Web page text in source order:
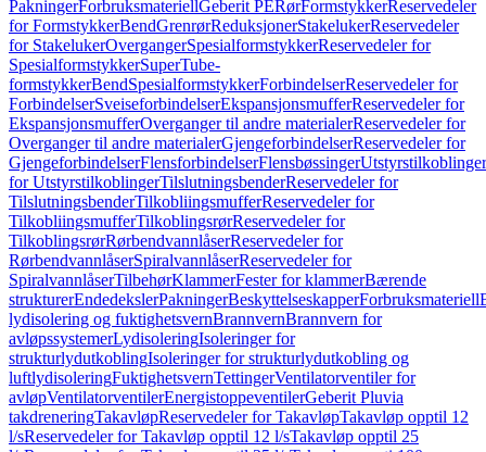
PakningerForbruksmateriellGeberit PERørFormstykkerReservedeler
for FormstykkerBendGrenrørReduksjonerStakelukerReservedeler
for StakelukerOvergangerSpesialformstykkerReservedeler for
SpesialformstykkerSuperTube-
formstykkerBendSpesialformstykkerForbindelserReservedeler for
ForbindelserSveiseforbindelserEkspansjonsmufferReservedeler for
EkspansjonsmufferOverganger til andre materialerReservedeler for
Overganger til andre materialerGjengeforbindelserReservedeler for
GjengeforbindelserFlensforbindelserFlensbøssingerUtstyrstilkoblinger
for UtstyrstilkoblingerTilslutningsbenderReservedeler for
TilslutningsbenderTilkobliingsmufferReservedeler for
TilkobliingsmufferTilkoblingsrørReservedeler for
TilkoblingsrørRørbendvannlåserReservedeler for
RørbendvannlåserSpiralvannlåserReservedeler for
SpiralvannlåserTilbehørKlammerFester for klammerBærende
strukturerEndedekslerPakningerBeskyttelseskapperForbruksmateriell
lydisolering og fuktighetsvernBrannvernBrannvern for
avløpssystemerLydisoleringIsoleringer for
strukturlydutkoblingIsoleringer for strukturlydutkobling og
luftlydisoleringFuktighetsvernTettingerVentilatorventiler for
avløpVentilatorventilerEnergistoppeventilerGeberit Pluvia
takdreneringTakavløpReservedeler for TakavløpTakavløp opptil 12
l/sReservedeler for Takavløp opptil 12 l/sTakavløp opptil 25